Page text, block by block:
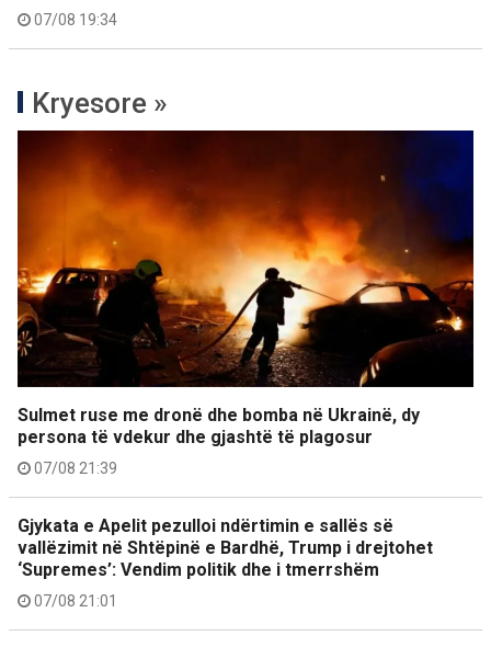
07/08 19:34
Kryesore »
Sulmet ruse me dronë dhe bomba në Ukrainë, dy
persona të vdekur dhe gjashtë të plagosur
07/08 21:39
Gjykata e Apelit pezulloi ndërtimin e sallës së
vallëzimit në Shtëpinë e Bardhë, Trump i drejtohet
‘Supremes’: Vendim politik dhe i tmerrshëm
07/08 21:01